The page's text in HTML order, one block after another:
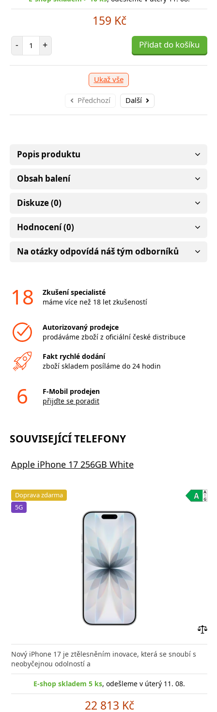
159 Kč
- Počet položek
+ Přidat do košíku
Ukaž vše
Předchozí Další
položek
+ Přidat do košíku -
Popis produktu
Obsah balení
Diskuze (0)
Hodnocení (0)
Na otázky odpovídá náš tým odborníků
18
Zkušení specialisté
máme více než 18 let zkušeností
Autorizovaný prodejce
prodáváme zboží z oficiální české distribuce
Fakt rychlé dodání
zboží skladem posíláme do 24 hodin
6
F-Mobil prodejen
přijďte se poradit
SOUVISEJÍCÍ TELEFONY
Apple iPhone 17 256GB White
Doprava zdarma
5G
Nový iPhone 17 je ztělesněním inovace, která se snoubí s
neobyčejnou odolností a
E-shop skladem 5 ks, odešleme v úterý 11. 08.
22 813 Kč